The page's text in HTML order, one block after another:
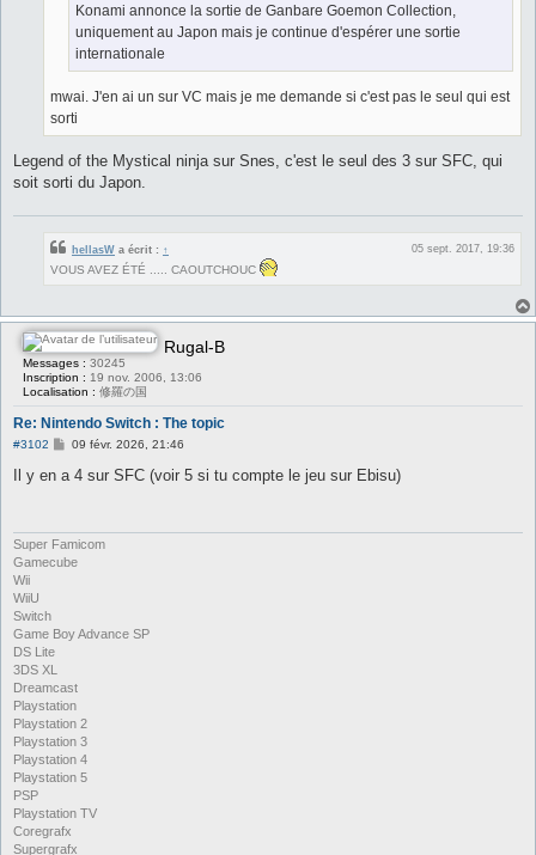
Konami annonce la sortie de Ganbare Goemon Collection,
uniquement au Japon mais je continue d'espérer une sortie
internationale
mwai. J'en ai un sur VC mais je me demande si c'est pas le seul qui est
sorti
Legend of the Mystical ninja sur Snes, c'est le seul des 3 sur SFC, qui
soit sorti du Japon.
hellasW a écrit : ↑
05 sept. 2017, 19:36
VOUS AVEZ ÉTÉ ..... CAOUTCHOUC
Rugal-B
Messages : 30245
Inscription : 19 nov. 2006, 13:06
Localisation : 修羅の国
Re: Nintendo Switch : The topic
#3102
M
s
09 févr. 2026, 21:46
Il y en a 4 sur SFC (voir 5 si tu compte le jeu sur Ebisu)
Super Famicom
Gamecube
Wii
WiiU
Switch
Game Boy Advance SP
DS Lite
3DS XL
Dreamcast
Playstation
Playstation 2
Playstation 3
Playstation 4
Playstation 5
PSP
Playstation TV
Coregrafx
Supergrafx